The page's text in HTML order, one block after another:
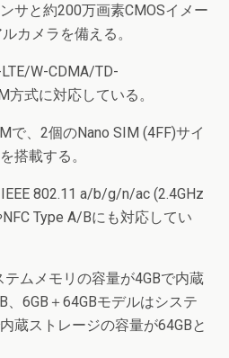
サと約200万画素CMOSイメー
カメラを備える。
W-CDMA/TD-
方式に対応している。
で、2個のNano SIM (4FF)サイ
搭載する。
802.11 a/b/g/n/ac (2.4GHz
Type A/Bにも対応してい
テムメモリの容量が4GBで内蔵
、6GB＋64GBモデルはシステ
蔵ストレージの容量が64GBと